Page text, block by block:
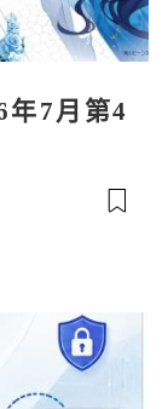
年7月第4